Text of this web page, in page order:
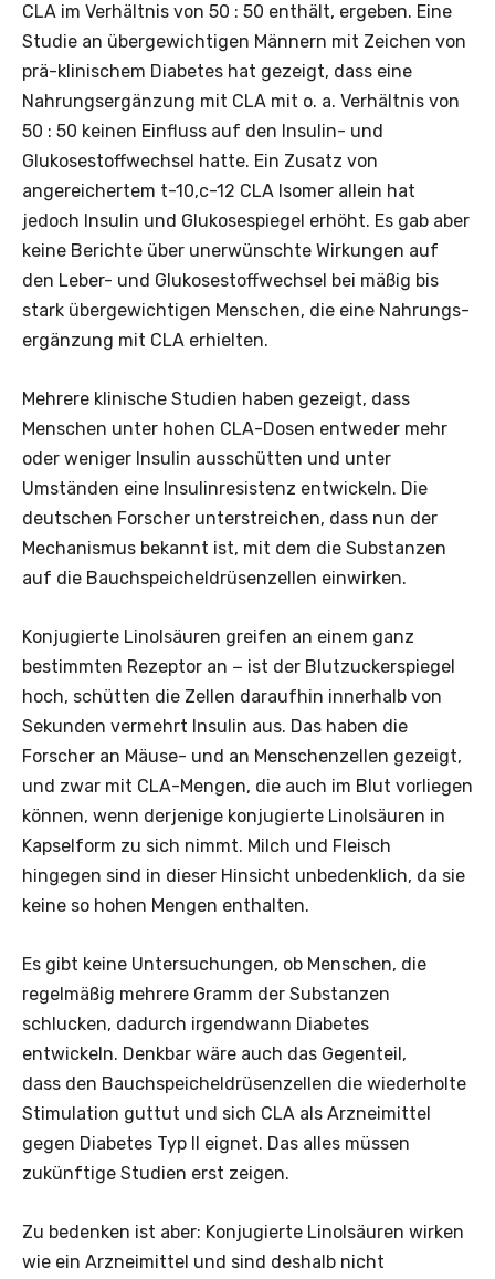
CLA im Verhältnis von 50 : 50 enthält, ergeben. Eine
Studie an übergewichtigen Männern mit Zeichen von
prä-klinischem Diabetes hat gezeigt, dass eine
Nahrungsergänzung mit CLA mit o. a. Verhältnis von
50 : 50 keinen Einfluss auf den Insulin- und
Glukosestoffwechsel hatte. Ein Zusatz von
angereichertem t-10,c-12 CLA Isomer allein hat
jedoch Insulin und Glukosespiegel erhöht. Es gab aber
keine Berichte über unerwünschte Wirkungen auf
den Leber- und Glukosestoffwechsel bei mäßig bis
stark übergewichtigen Menschen, die eine Nahrungs­
ergänzung mit CLA erhielten.
Mehrere klinische Studien haben gezeigt, dass
Menschen unter hohen CLA-Dosen entweder mehr
oder weniger Insulin ausschütten und unter
Umständen eine Insulinresistenz entwickeln. Die
deutschen Forscher unterstreichen, dass nun der
Mechanismus bekannt ist, mit dem die Substanzen
auf die Bauchspeicheldrüsenzellen einwirken.
Konjugierte Linolsäuren greifen an einem ganz
bestimmten Rezeptor an − ist der Blutzuckerspiegel
hoch, schütten die Zellen daraufhin innerhalb von
Sekunden vermehrt Insulin aus. Das haben die
Forscher an Mäuse- und an Menschenzellen gezeigt,
und zwar mit CLA-Mengen, die auch im Blut vorliegen
können, wenn derjenige konjugierte Linolsäuren in
Kapselform zu sich nimmt. Milch und Fleisch
hingegen sind in dieser Hinsicht unbedenklich, da sie
keine so hohen Mengen enthalten.
Es gibt keine Untersuchungen, ob Menschen, die
regelmäßig mehrere Gramm der Substanzen
schlucken, dadurch irgendwann Diabetes
entwickeln. Denkbar wäre auch das Gegenteil,
dass den Bauchspeicheldrüsenzellen die wiederholte
Stimulation guttut und sich CLA als Arzneimittel
gegen Diabetes Typ II eignet. Das alles müssen
zukünftige Studien erst zeigen.
Zu bedenken ist aber: Konjugierte Linolsäuren wirken
wie ein Arzneimittel und sind deshalb nicht